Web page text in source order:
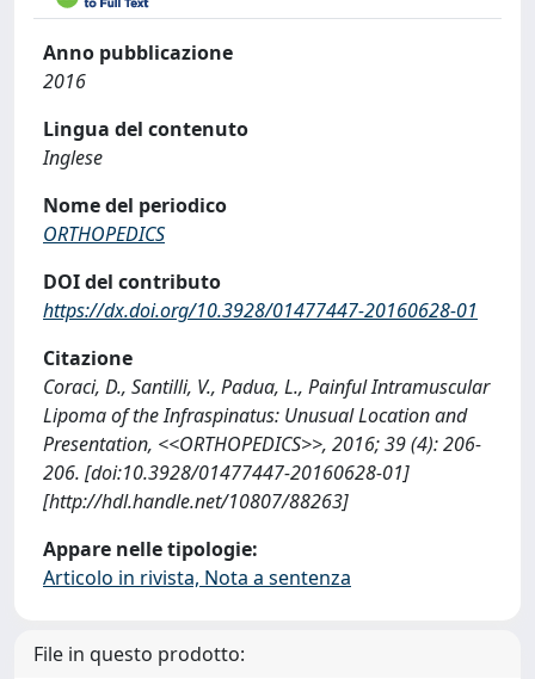
Anno pubblicazione
2016
Lingua del contenuto
Inglese
Nome del periodico
ORTHOPEDICS
DOI del contributo
https://dx.doi.org/10.3928/01477447-20160628-01
Citazione
Coraci, D., Santilli, V., Padua, L., Painful Intramuscular
Lipoma of the Infraspinatus: Unusual Location and
Presentation, <<ORTHOPEDICS>>, 2016; 39 (4): 206-
206. [doi:10.3928/01477447-20160628-01]
[http://hdl.handle.net/10807/88263]
Appare nelle tipologie:
Articolo in rivista, Nota a sentenza
File in questo prodotto: